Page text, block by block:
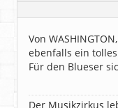
Alter:
69
Beiträge:
17571
Dabei seit:
04 / 2006
Von
ebenfalls ein
Für den Blueser
Der Musikzirkus